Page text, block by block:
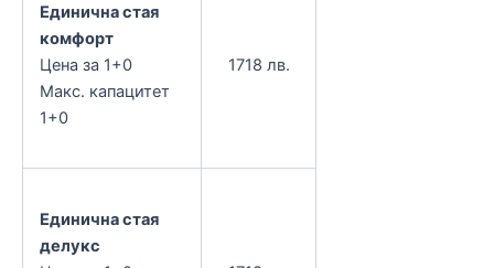
Единична стая
комфорт
Цена за 1+0
Макс. капацитет
1+0
1718 лв.
Единична стая
делукс